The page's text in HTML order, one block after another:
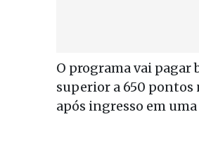
O programa vai pagar
superior a 650 pontos
após ingresso em